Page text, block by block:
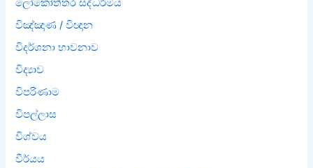
ලෝකෝත්තර සද්ධර්මය
විඤ්ඤාණ / විඥාන
විදර්ශනා භාවනාව
විද්‍යාව
විපරිණාම
විපල්ලාස
විශ්වය
වීර්යය